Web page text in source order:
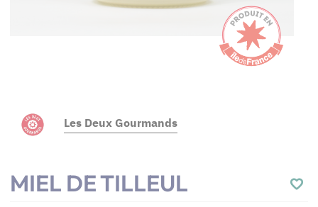
Les Deux Gourmands
MIEL DE TILLEUL